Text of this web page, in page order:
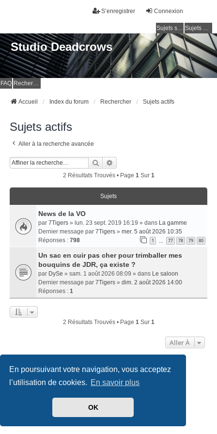
En poursuivant votre navigation, vous acceptez
l’utilisation de cookies. En savoir plus
OK
Connexion
S’enregistrer
Sujets sans réponse Sujets actifs
Studio Deadcrows
FAQ Rechercher
Accueil Index du forum Rechercher Sujets actifs
Sujets actifs
Aller à la recherche avancée
Rechercher
2 Résultats Trouvés • Page 1Sur 1
Sujets
News de la VO
par 7Tigers » lun. 23 sept. 2019 16:19 » dans La gamme
Dernier message par 7Tigers » mer. 5 août 2026 10:35
Réponses : 798 1 77 78 79 80
Un sac en cuir pas cher pour trimballer mes
bouquins de JDR, ça existe ?
par DySe » sam. 1 août 2026 08:09 » dans Le saloon
Dernier message par 7Tigers » dim. 2 août 2026 14:00
Réponses : 1
2 Résultats Trouvés • Page 1Sur 1
Aller À
Accueil Index du forum Nous contacter
phpBB-fr.com
created by INVENTEA & v12mike
Conditions